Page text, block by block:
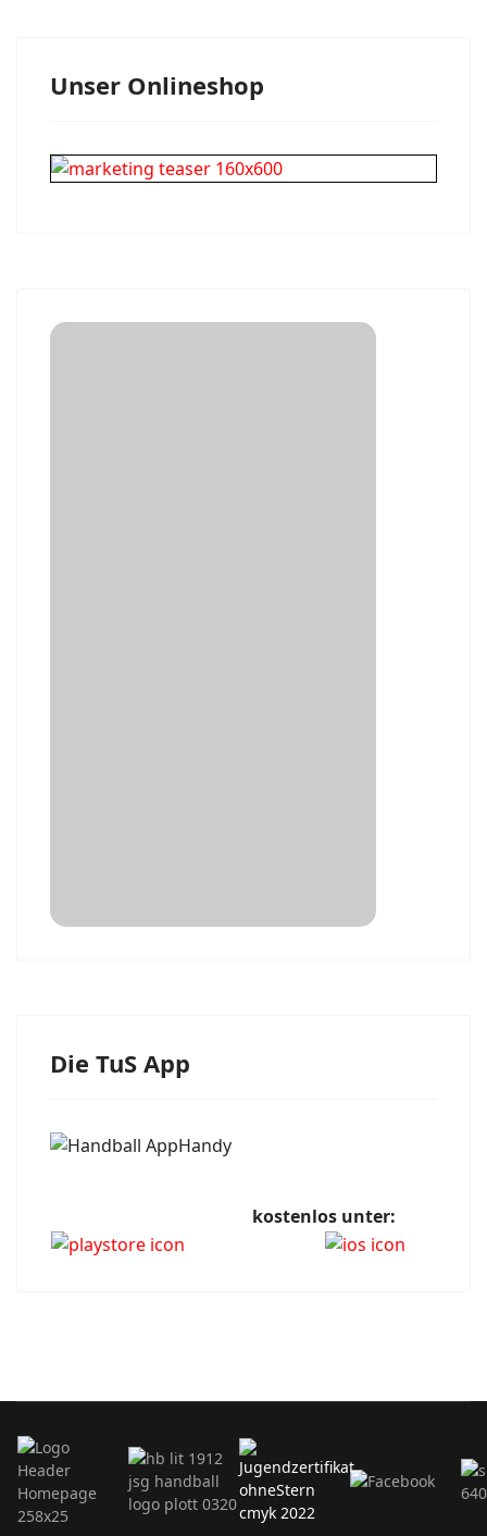
Unser Onlineshop
Die TuS App
kostenlos unter: